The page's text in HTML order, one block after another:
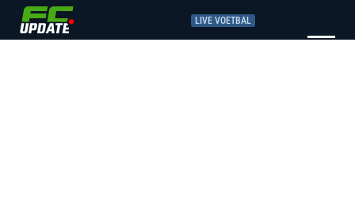
LIVE VOETBAL